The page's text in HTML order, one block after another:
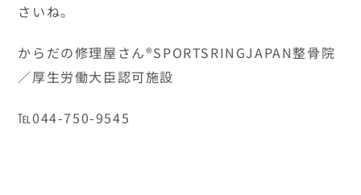
さいね。
からだの修理屋さん®SPORTSRINGJAPAN整骨院
／厚生労働大臣認可施設
℡044-750-9545